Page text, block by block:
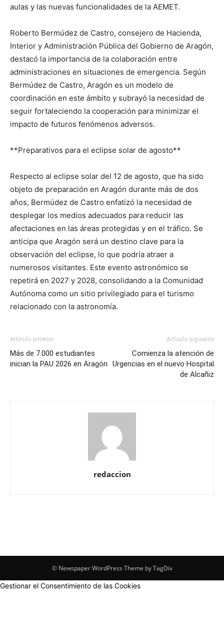
aulas y las nuevas funcionalidades de la AEMET.
Roberto Bermúdez de Castro, consejero de Hacienda,
Interior y Administración Pública del Gobierno de Aragón,
destacó la importancia de la colaboración entre
administraciones en situaciones de emergencia. Según
Bermúdez de Castro, Aragón es un modelo de
coordinación en este ámbito y subrayó la necesidad de
seguir fortaleciendo la cooperación para minimizar el
impacto de futuros fenómenos adversos.
**Preparativos para el eclipse solar de agosto**
Respecto al eclipse solar del 12 de agosto, que ha sido
objeto de preparación en Aragón durante más de dos
años, Bermúdez de Castro enfatizó la necesidad de
desplegar los medios adecuados para reducir las
afectaciones en las áreas protegidas y en el tráfico. Se
anticipa que Aragón será un destino clave para la
observación del eclipse, lo que podría atraer a
numerosos visitantes. Este evento astronómico se
repetirá en 2027 y 2028, consolidando a la Comunidad
Autónoma como un sitio privilegiado para el turismo
relacionado con la astronomía.
Artículo anterior
Más de 7.000 estudiantes
inician la PAU 2026 en Aragón
Artículo siguiente
Comienza la atención de
Urgencias en el nuevo Hospital
de Alcañiz
redaccion
© Newspaper WordPress Theme by TagDiv
Gestionar el Consentimiento de las Cookies